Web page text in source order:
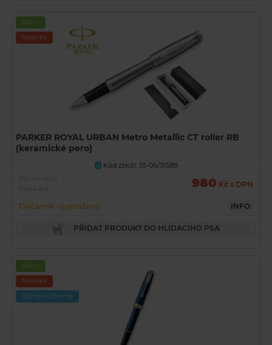
Akční
Novinka
PARKER ROYAL URBAN Metro Metallic CT roller RB
(keramické pero)
U Kód zboží: 55-06/31588
980 Kč s DPH
Dočasně vyprodaný INFO
PŘIDAT PRODUKT DO HLÍDACÍHO PSA
Akční
Novinka
Doprava zdarma